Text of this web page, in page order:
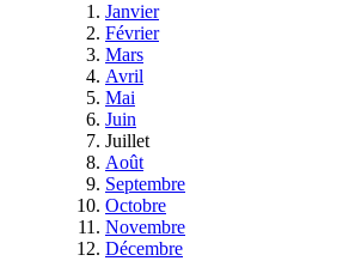
Janvier
Février
Mars
Avril
Mai
Juin
Juillet
Août
Septembre
Octobre
Novembre
Décembre